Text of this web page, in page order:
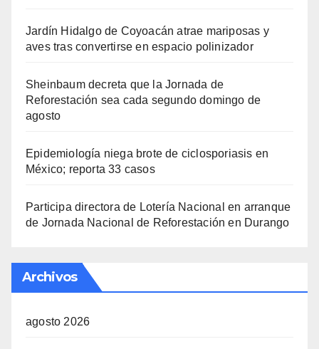
Jardín Hidalgo de Coyoacán atrae mariposas y
aves tras convertirse en espacio polinizador
Sheinbaum decreta que la Jornada de
Reforestación sea cada segundo domingo de
agosto
Epidemiología niega brote de ciclosporiasis en
México; reporta 33 casos
Participa directora de Lotería Nacional en arranque
de Jornada Nacional de Reforestación en Durango
Archivos
agosto 2026